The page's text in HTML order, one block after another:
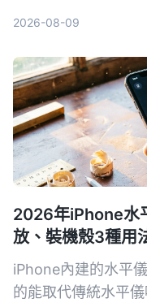
2026-08-09
2026年iPhone水
放、裝機殼3種用
iPhone內建的水平
的能取代傳統水平